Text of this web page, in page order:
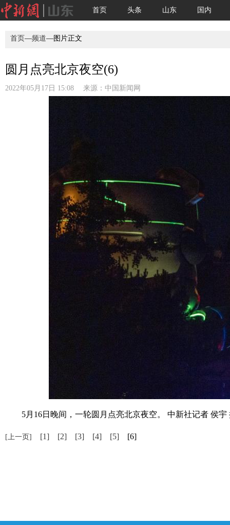
首页 头条 山东 国内
首页—频道—图片正文
圆月点亮北京夜空(6)
2022年05月17日 15:08 来源： 中国新闻网
5月16日晚间，一轮圆月点亮北京夜空。 中新社记者 侯宇
[上一页] [1] [2] [3] [4] [5] [6]